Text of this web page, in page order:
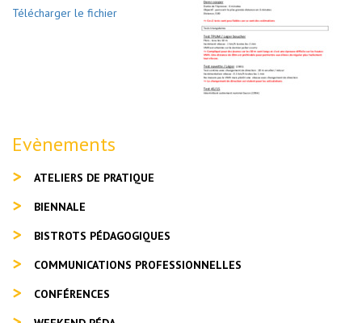
Télécharger le fichier
Evènements
ATELIERS DE PRATIQUE
BIENNALE
BISTROTS PÉDAGOGIQUES
COMMUNICATIONS PROFESSIONNELLES
CONFÉRENCES